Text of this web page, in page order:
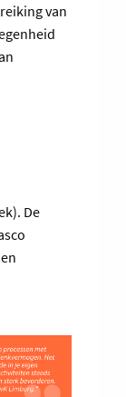
van
De